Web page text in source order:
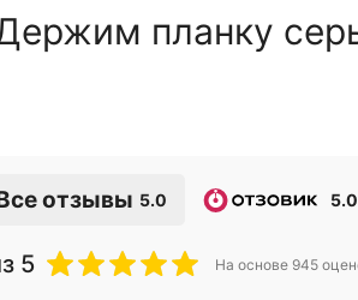
планку
отзывы 5.0 5.0
5 На основе 945